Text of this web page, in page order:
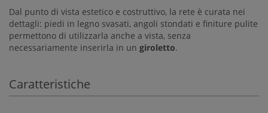
Dal punto di vista estetico e costruttivo, la rete è curata nei
dettagli: piedi in legno svasati, angoli stondati e finiture pulite
permettono di utilizzarla anche a vista, senza
necessariamente inserirla in un giroletto.
Caratteristiche